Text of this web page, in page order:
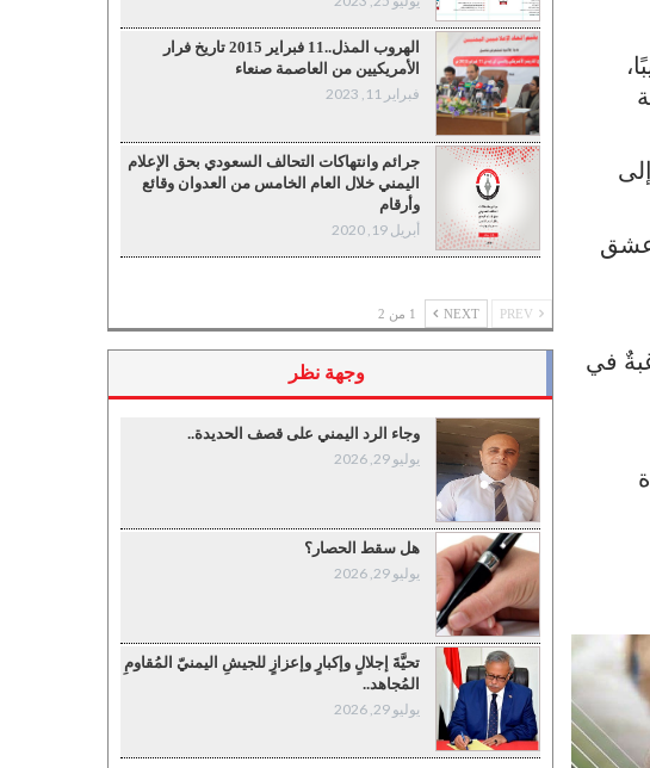
عشق
في
الهروب المذل..11 فبراير 2015 تاريخ فرار
الأمريكيين من العاصمة صنعاء
فبراير 11, 2023
جرائم وانتهاكات التحالف السعودي بحق الإعلام
اليمني خلال العام الخامس من العدوان وقائع
وأرقام
أبريل 19, 2020
NEXT 1 من 2
وجهة نظر
وجاء الرد اليمني على قصف الحديدة..
يوليو 29, 2026
هل سقط الحصار؟
يوليو 29, 2026
تحيَّةَ إجلالٍ وإكبارٍ وإعزازٍ للجيشِ اليمنيّ المُقاومِ
المُجاهد..
يوليو 29, 2026